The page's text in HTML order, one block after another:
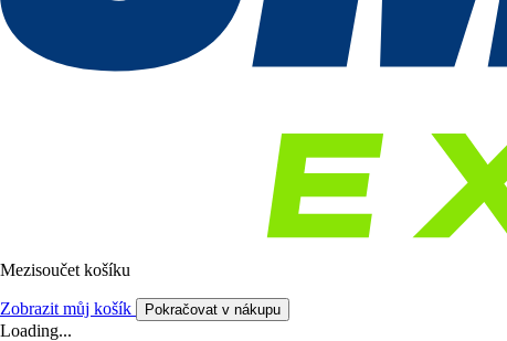
Mezisoučet košíku
Zobrazit můj košík Pokračovat v nákupu
Loading...